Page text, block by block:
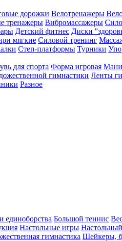
дорожки Велотренажеры
тренажеры Вибромассажеры
Детский фитнес Диски
мягкие Силовой тренинг
Степ-платформы Турники
для спорта Форма игровая
гимнастики Ленты
Разное
единоборства Большой теннис
Настольные игры
гимнастика Шейкеры,